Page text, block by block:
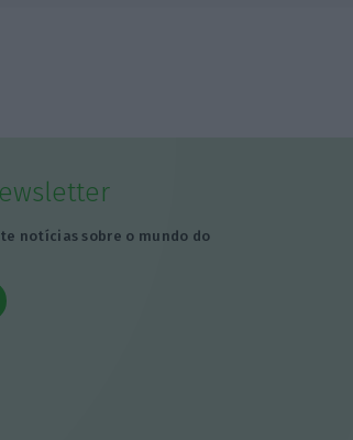
notícias sobre o mundo do